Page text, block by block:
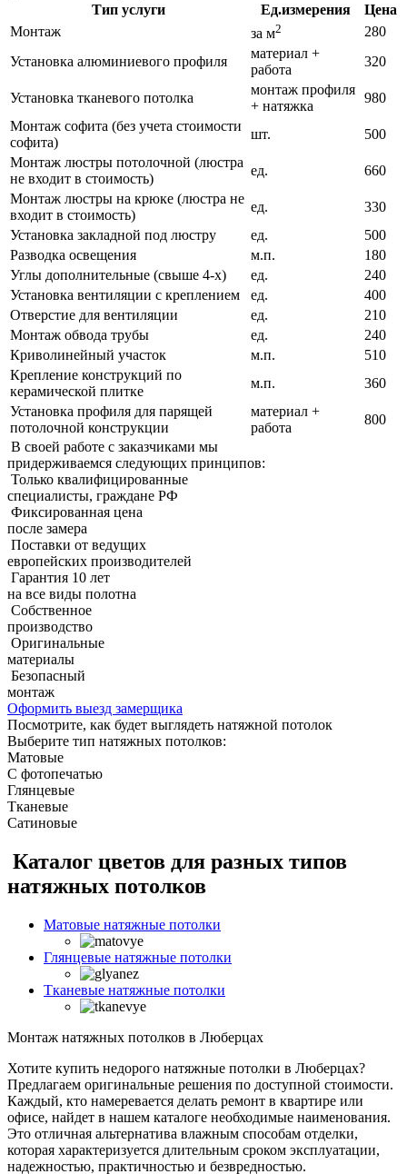
Тип услуги
Ед.измерения
Цена
Монтаж
за м2
280
Установка алюминиевого профиля
материал +
работа
320
Установка тканевого потолка
монтаж профиля
+ натяжка
980
Монтаж софита (без учета стоимости
софита)
шт.
500
Монтаж люстры потолочной (люстра
не входит в стоимость)
ед.
660
Монтаж люстры на крюке (люстра не
входит в стоимость)
ед.
330
Установка закладной под люстру
ед.
500
Разводка освещения
м.п.
180
Углы дополнительные (свыше 4-х)
ед.
240
Установка вентиляции с креплением
ед.
400
Отверстие для вентиляции
ед.
210
Монтаж обвода трубы
ед.
240
Криволинейный участок
м.п.
510
Крепление конструкций по
керамической плитке
м.п.
360
Установка профиля для парящей
потолочной конструкции
материал +
работа
800
В своей работе с заказчиками мы
придерживаемcя следующих принципов:
Только квалифицированные
специалисты, граждане РФ
Фиксированная цена
после замера
Поставки от ведущих
европейских производителей
Гарантия 10 лет
на все виды полотна
Собственное
производство
Оригинальные
материалы
Безопасный
монтаж
Оформить выезд замерщика
Посмотрите, как будет выглядеть натяжной потолок
Выберите тип натяжных потолков:
Матовые
С фотопечатью
Глянцевые
Тканевые
Сатиновые
Каталог цветов для разных типов
натяжных потолков
Матовые натяжные потолки
Глянцевые натяжные потолки
Тканевые натяжные потолки
Монтаж натяжных потолков в Люберцах
Хотите купить недорого натяжные потолки в Люберцах?
Предлагаем оригинальные решения по доступной стоимости.
Каждый, кто намеревается делать ремонт в квартире или
офисе, найдет в нашем каталоге необходимые наименования.
Это отличная альтернатива влажным способам отделки,
которая характеризуется длительным сроком эксплуатации,
надежностью, практичностью и безвредностью.